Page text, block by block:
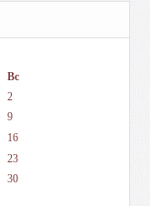
Вс
2
9
16
23
30